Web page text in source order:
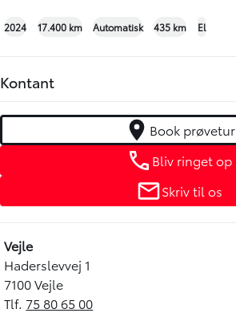
2024 17.400 km Automatisk 435 km El
Kontant
Book prøvetur
Bliv ringet op
Skriv til os
Vejle
Haderslevvej 1
7100 Vejle
Tlf. 75 80 65 00